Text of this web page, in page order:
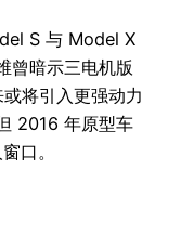
S 与 Model X
曾暗示三电机版
将引入更强动力
2016 年原型车
口。